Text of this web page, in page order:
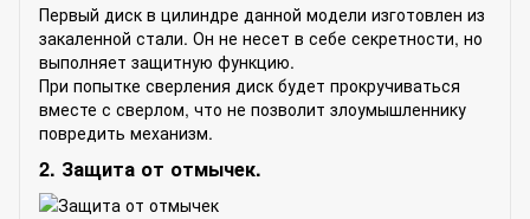
Первый диск в цилиндре данной модели изготовлен из
закаленной стали. Он не несет в себе секретности, но
выполняет защитную функцию.
При попытке сверления диск будет прокручиваться
вместе с сверлом, что не позволит злоумышленнику
повредить механизм.
2. Защита от отмычек.